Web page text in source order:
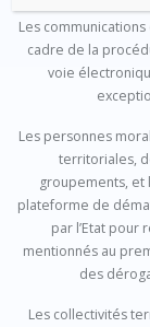
Les
cadre de la
voie
Les personnes
territoriales,
groupements, et
plateforme de
par l’Etat pour
mentionnés au
des
Les collectivités